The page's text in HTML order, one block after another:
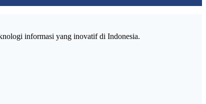
informasi yang inovatif di Indonesia.